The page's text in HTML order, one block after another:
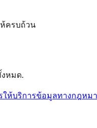
ห้ครบถ้วน
งหมด.
ให้บริการข้อมูลทางกฎหม